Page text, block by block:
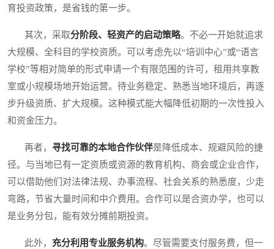
育投资政策，是省钱的第一步。
其次，采取分阶段、轻资产的启动策略。不必一开始就追求
大规模、全科目的学校资质。可以考虑先以“培训中心”或“语言
学校”等相对简单的形式申请一个有限范围的许可，租用共享教
室或小规模场地开始运营。待业务稳定、熟悉当地环境后，再逐
步升级资质、扩大规模。这种模式能大幅降低初期的一次性投入
和资金压力。
再者， 寻找可靠的本地合作伙伴是降低成本、规避风险的捷
径。与当地已有一定资质或资源的教育机构、商会或企业合作，
可以借助他们对法律法规、办事流程、社会关系的熟悉度，少走
弯路，节省大量时间和中介费用。合作可以是合资办学，也可以
是业务分包，能有效分摊前期投资。
此外， 充分利用专业服务机构。尽管需要支付服务费，但一